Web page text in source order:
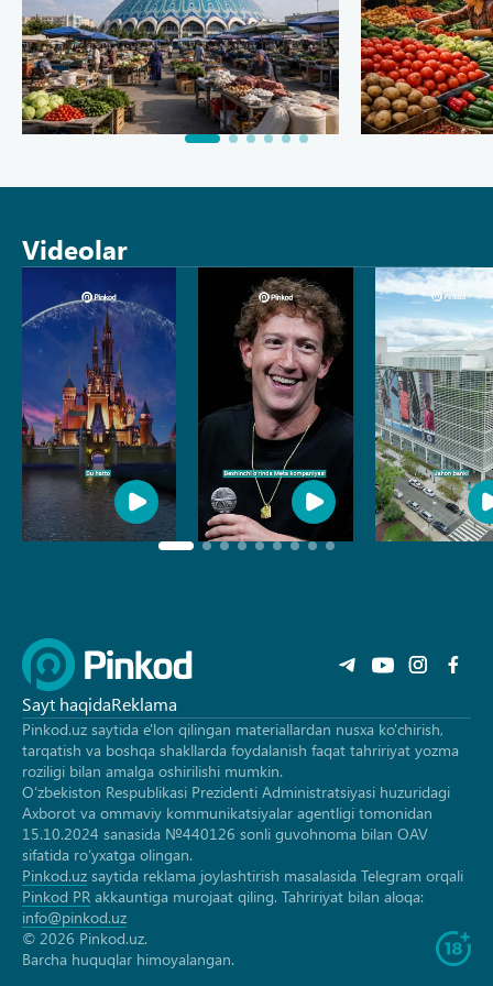
Videolar
Sayt haqidaReklama
Pinkod.uz saytida e'lon qilingan materiallardan nusxa ko'chirish,
tarqatish va boshqa shakllarda foydalanish faqat tahririyat yozma
roziligi bilan amalga oshirilishi mumkin.
O‘zbekiston Respublikasi Prezidenti Administratsiyasi huzuridagi
Axborot va ommaviy kommunikatsiyalar agentligi tomonidan
15.10.2024 sanasida №440126 sonli guvohnoma bilan OAV
sifatida ro‘yxatga olingan.
Pinkod.uz saytida reklama joylashtirish masalasida Telegram orqali
Pinkod PR akkauntiga murojaat qiling. Tahririyat bilan aloqa:
info@pinkod.uz
© 2026 Pinkod.uz.
Barcha huquqlar himoyalangan.